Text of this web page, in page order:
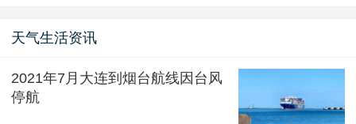
天气生活资讯
2021年7月大连到烟台航线因台风
停航